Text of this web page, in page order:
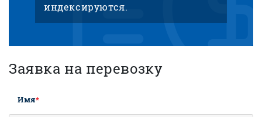
индексируются.
Заявка на перевозку
Имя*